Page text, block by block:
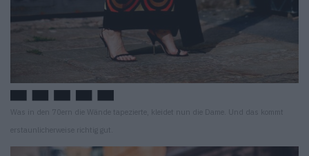
Was in den 70ern die Wände tapezierte, kleidet nun die Dame. Und das kommt
erstaunlicherweise richtig gut.